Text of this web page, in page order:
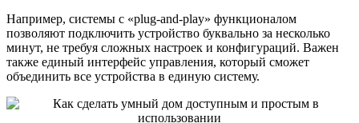
Например, системы с «plug-and-play» функционалом
позволяют подключить устройство буквально за несколько
минут, не требуя сложных настроек и конфигураций. Важен
также единый интерфейс управления, который сможет
объединить все устройства в единую систему.